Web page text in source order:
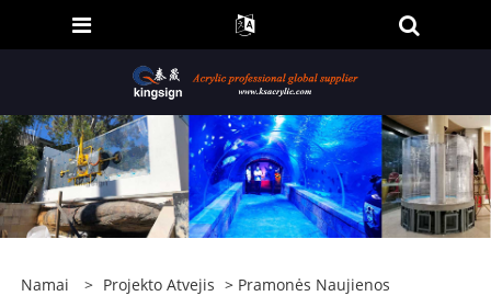
Namai > Projekto Atvejis > Pramonės Naujienos